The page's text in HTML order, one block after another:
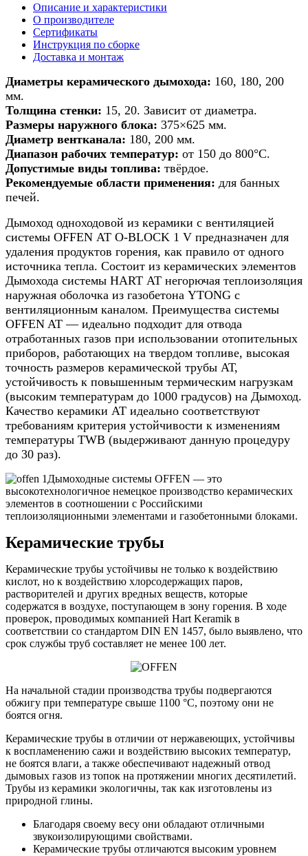
керамики
банной
печи/
камина
d
160мм
h
4м
Описание и характеристики
О производителе
Сертификаты
Инструкция по сборке
Доставка и монтаж
Диаметры керамического дымохода: 160, 180, 200
мм.
Толщина стенки: 15, 20. Зависит от диаметра.
Размеры наружного блока: 375×625 мм.
Диаметр вентканала: 180, 200 мм.
Диапазон рабочих температур: от 150 до 800°С.
Допустимые виды топлива: твёрдое.
Рекомендуемые области применения: для банных
печей.
Дымоход одноходовой из керамики с вентиляцией
системы OFFEN АТ О-BLOCK 1 V предназначен для
удаления продуктов горения, как правило от одного
источника тепла. Состоит из керамических элементов
Дымохода системы HART АТ негорючая теплоизоляция
наружная оболочка из газобетона YTONG с
вентиляционным каналом. Преимущества системы
OFFEN AT — идеально подходит для отвода
отработанных газов при использовании отопительных
приборов, работающих на твердом топливе, высокая
точность размеров керамической трубы АТ,
устойчивость к повышенным термическим нагрузкам
(высоким температурам до 1000 градусов) на Дымоход.
Качество керамики АТ идеально соответствуют
требованиям критерия устойчивости к изменениям
температуры TWB (выдерживают данную процедуру
до 30 раз).
Дымоходные системы OFFEN — это
высокотехнологичное немецкое производство керамических
элементов в соотношении с Российскими
теплоизоляционными элементами и газобетонными блоками.
Керамические трубы
Керамические трубы устойчивы не только к воздействию
кислот, но к воздействию хлорсодержащих паров,
растворителей и других вредных веществ, которые
содержатся в воздухе, поступающем в зону горения. В ходе
проверок, проводимых компанией Hart Keramik в
соответствии со стандартом DIN EN 1457, было выявлено, что
срок службы труб составляет не менее 100 лет.
На начальной стадии производства трубы подвергаются
обжигу при температуре свыше 1100 °C, поэтому они не
боятся огня.
Керамические трубы в отличии от нержавеющих, устойчивы
к воспламенению сажи и воздействию высоких температур,
не боятся влаги, а также обеспечивают надежный отвод
дымовых газов из топок на протяжении многих десятилетий.
Трубы из керамики экологичны, так как изготовлены из
природной глины.
Благодаря своему весу они обладают отличными
звукоизолирующими свойствами.
Керамические трубы отличаются высоким уровнем